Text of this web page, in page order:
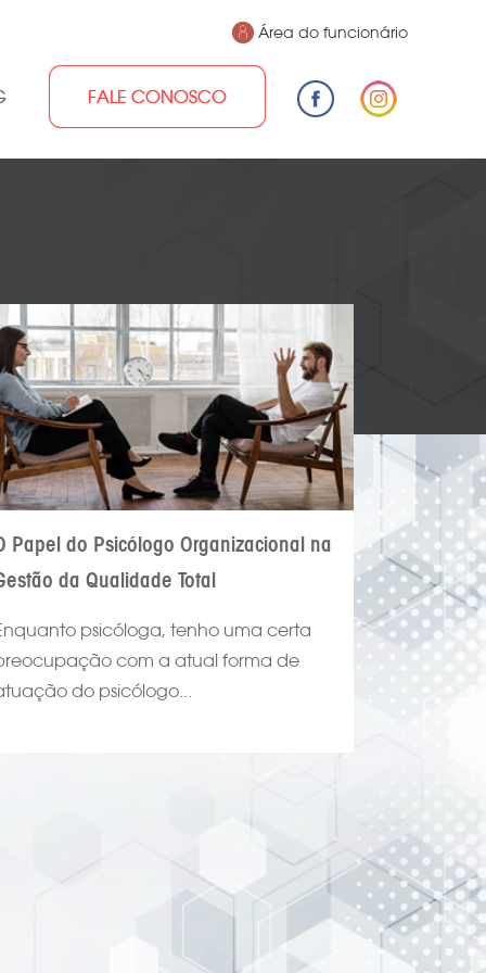
Área do funcionário
FALE CONOSCO
Papel do Psicólogo Organizacional na
da Qualidade Total
psicóloga, tenho uma certa
com a atual forma de
do psicólogo...